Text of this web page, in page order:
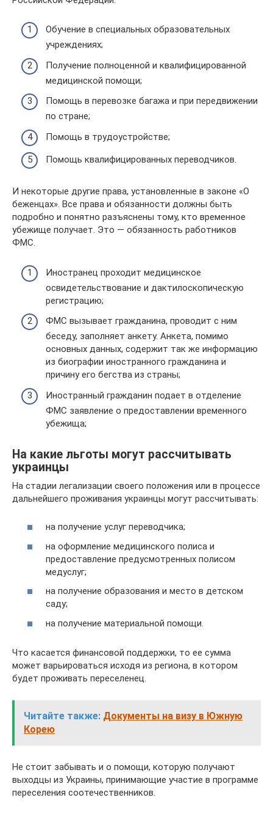
Обучение в специальных образовательных
учреждениях;
Получение полноценной и квалифицированной
медицинской помощи;
Помощь в перевозке багажа и при передвижении
по стране;
Помощь в трудоустройстве;
Помощь квалифицированных переводчиков.
И некоторые другие права, установленные в законе «О
беженцах». Все права и обязанности должны быть
подробно и понятно разъяснены тому, кто временное
убежище получает. Это — обязанность работников
ФМС.
Иностранец проходит медицинское
освидетельствование и дактилоскопическую
регистрацию;
ФМС вызывает гражданина, проводит с ним
беседу, заполняет анкету. Анкета, помимо
основных данных, содержит так же информацию
из биографии иностранного гражданина и
причину его бегства из страны;
Иностранный гражданин подает в отделение
ФМС заявление о предоставлении временного
убежища;
На какие льготы могут рассчитывать
украинцы
На стадии легализации своего положения или в процессе
дальнейшего проживания украинцы могут рассчитывать:
на получение услуг переводчика;
на оформление медицинского полиса и
предоставление предусмотренных полисом
медуслуг;
на получение образования и место в детском
саду;
на получение материальной помощи.
Что касается финансовой поддержки, то ее сумма
может варьироваться исходя из региона, в котором
будет проживать переселенец.
Читайте также: Документы на визу в Южную
Корею
Не стоит забывать и о помощи, которую получают
выходцы из Украины, принимающие участие в программе
переселения соотечественников.